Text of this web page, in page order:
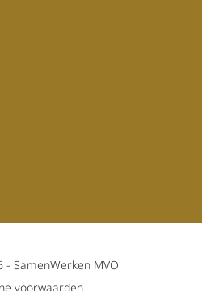
- SamenWerken MVO
voorwaarden